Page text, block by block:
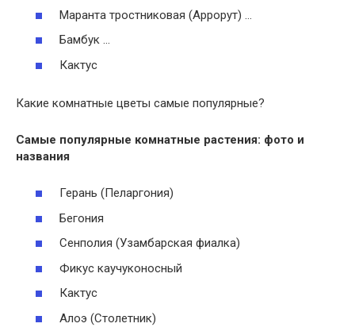
Маранта тростниковая (Аррорут) …
Бамбук …
Кактус
Какие комнатные цветы самые популярные?
Самые популярные комнатные растения: фото и
названия
Герань (Пеларгония)
Бегония
Сенполия (Узамбарская фиалка)
Фикус каучуконосный
Кактус
Алоэ (Столетник)